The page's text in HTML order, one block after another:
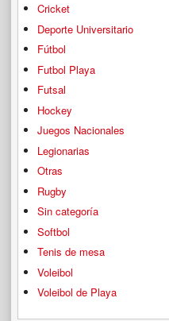
Cricket
Deporte Universitario
Fútbol
Futbol Playa
Futsal
Hockey
Juegos Nacionales
Legionarias
Otras
Rugby
Sin categoría
Softbol
Tenis de mesa
Voleibol
Voleibol de Playa